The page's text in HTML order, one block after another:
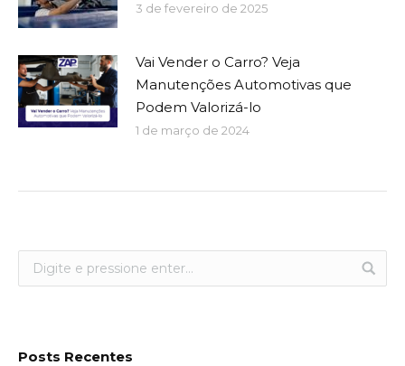
3 de fevereiro de 2025
Vai Vender o Carro? Veja
Manutenções Automotivas que
Podem Valorizá-lo
1 de março de 2024
Posts Recentes